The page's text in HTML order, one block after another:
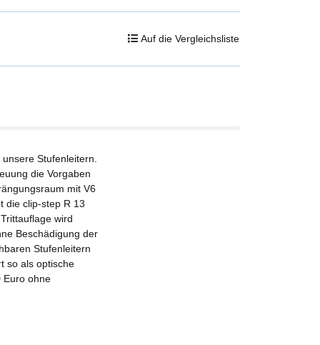
Auf die Vergleichsliste
Stufenleitern.
die Vorgaben
mit V6
die clip-step R 13
wird
Beschädigung der
Stufenleitern
so als optische
Euro ohne